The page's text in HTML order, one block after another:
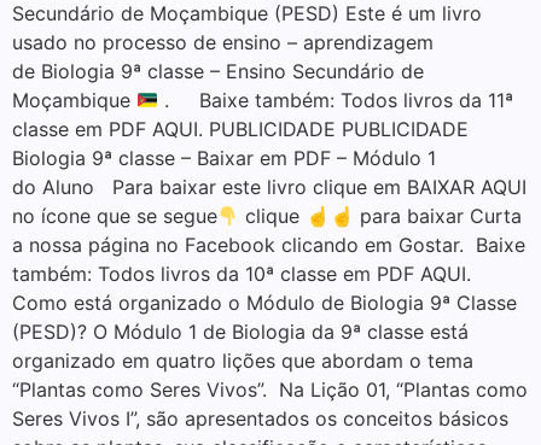
Secundário de Moçambique (PESD) Este é um livro
usado no processo de ensino – aprendizagem
de Biologia 9ª classe – Ensino Secundário de
Moçambique
. Baixe também: Todos livros da 11ª
classe em PDF AQUI. PUBLICIDADE PUBLICIDADE
Biologia 9ª classe – Baixar em PDF – Módulo 1
do Aluno Para baixar este livro clique em BAIXAR AQUI
no ícone que se segue
clique ☝☝ para baixar Curta
a nossa página no Facebook clicando em Gostar. Baixe
também: Todos livros da 10ª classe em PDF AQUI.
Como está organizado o Módulo de Biologia 9ª Classe
(PESD)? O Módulo 1 de Biologia da 9ª classe está
organizado em quatro lições que abordam o tema
“Plantas como Seres Vivos”. Na Lição 01, “Plantas como
Seres Vivos I”, são apresentados os conceitos básicos